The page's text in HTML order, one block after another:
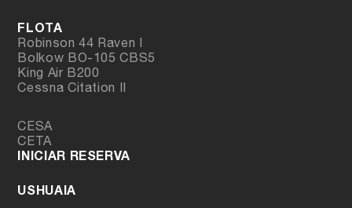
FLOTA
Robinson 44 Raven I
Bolkow BO-105 CBS5
King Air B200
Cessna Citation II
CESA
CETA
INICIAR RESERVA
USHUAIA